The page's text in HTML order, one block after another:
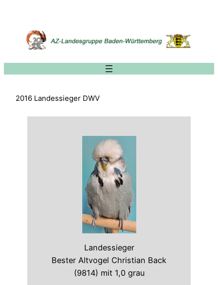
springen
2016 Landessieger DWV
Landessieger
Bester Altvogel Christian Back
(9814) mit 1,0 grau